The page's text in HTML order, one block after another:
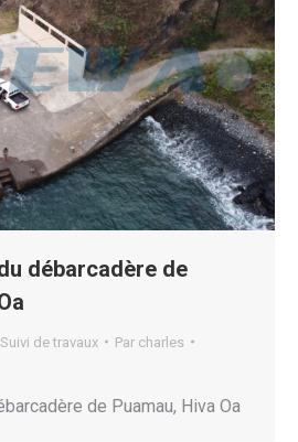
débarcadère de
Suivi de travaux Par charles
de Puamau, Hiva Oa